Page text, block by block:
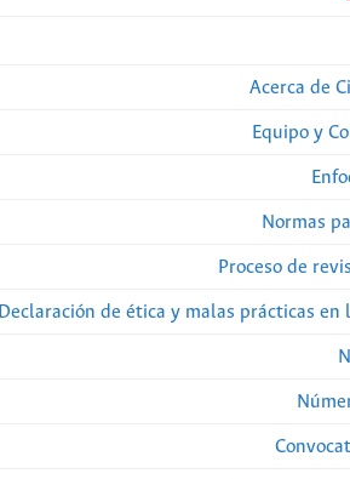
Acerca de
Equipo y
Normas
Proceso de
Declaración de ética y malas prácticas en